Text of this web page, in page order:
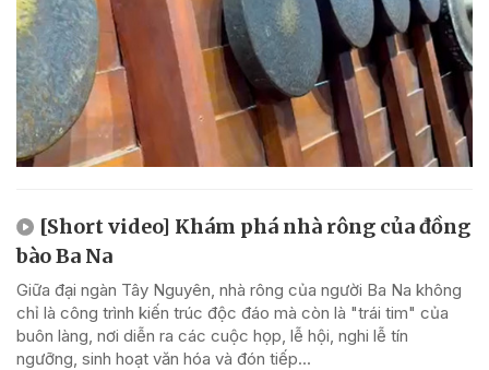
[Short video] Khám phá nhà rông của đồng
bào Ba Na
Giữa đại ngàn Tây Nguyên, nhà rông của người Ba Na không
chỉ là công trình kiến trúc độc đáo mà còn là "trái tim" của
buôn làng, nơi diễn ra các cuộc họp, lễ hội, nghi lễ tín
ngưỡng, sinh hoạt văn hóa và đón tiếp...